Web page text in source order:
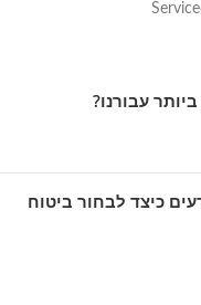
עבורנו?
כיצד לבחור ביטוח